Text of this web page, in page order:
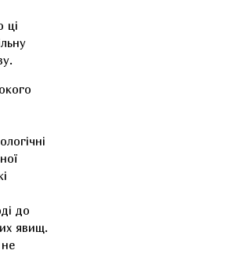
ці
до
явищ.